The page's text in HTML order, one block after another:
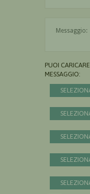
PUOI
MESSAGGIO: